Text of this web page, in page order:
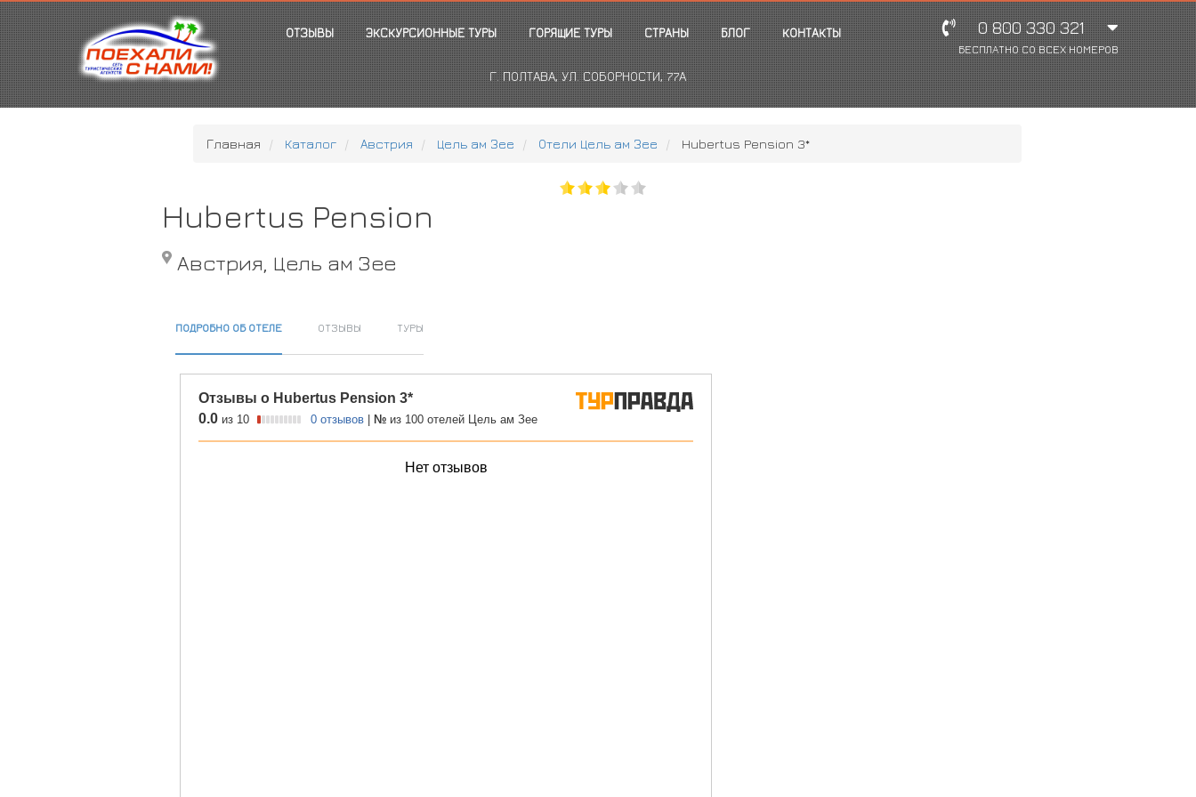
ОТЗЫВЫ ЭКСКУРСИОННЫЕ ТУРЫ ГОРЯЩИЕ ТУРЫ СТРАНЫ БЛОГ КОНТАКТЫ
Г. ПОЛТАВА, УЛ. СОБОРНОСТИ, 77А
0 800 330 321
БЕСПЛАТНО СО ВСЕХ НОМЕРОВ
Главная Каталог Австрия Цель ам Зее Отели Цель ам Зее Hubertus Pension 3*
Hubertus Pension
Австрия, Цель ам Зее
ПОДРОБНО ОБ ОТЕЛЕ ОТЗЫВЫ ТУРЫ